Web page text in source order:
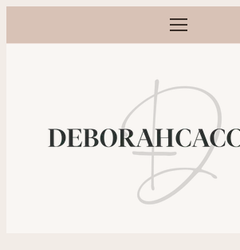
Ouvrir le menu
Photographe grossesse, naissance,